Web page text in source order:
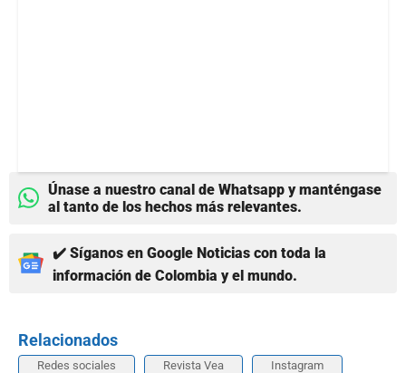
Únase a nuestro canal de Whatsapp y manténgase
al tanto de los hechos más relevantes.
✔️ Síganos en Google Noticias con toda la
información de Colombia y el mundo.
Relacionados
Redes sociales Revista Vea Instagram